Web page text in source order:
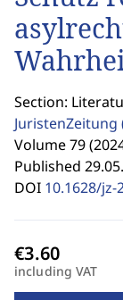
Section:
JuristenZeitung
Volume 79
Published
DOI 10.1628/jz-
including VAT